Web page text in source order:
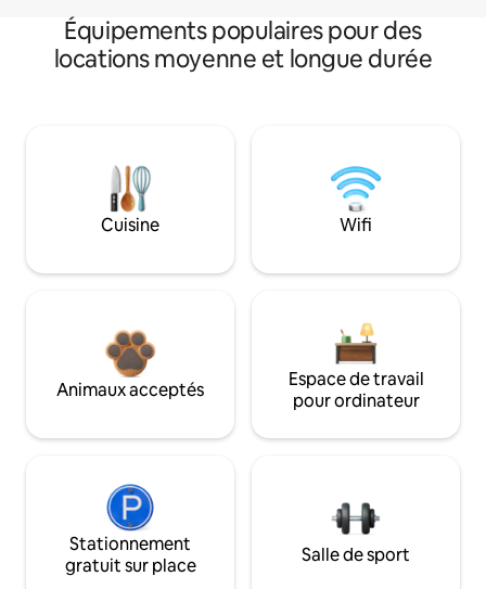
Équipements populaires pour des
locations moyenne et longue durée
Cuisine Wifi
Animaux acceptés
Espace de travail
pour ordinateur
Stationnement
gratuit sur place
Salle de sport